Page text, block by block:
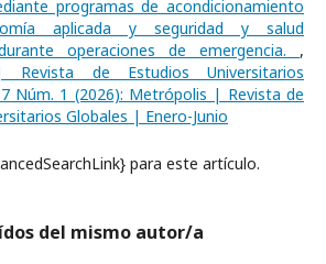
programas de acondicionamiento
aplicada y seguridad y salud
operaciones de emergencia. ,
Revista de Estudios Universitarios
7 Núm. 1 (2026): Metrópolis | Revista de
Globales | Enero-Junio
para este artículo.
del mismo autor/a